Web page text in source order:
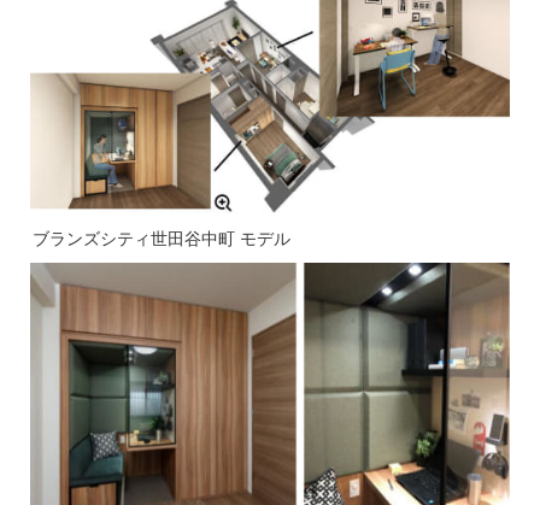
ブランズシティ世田谷中町 モデル